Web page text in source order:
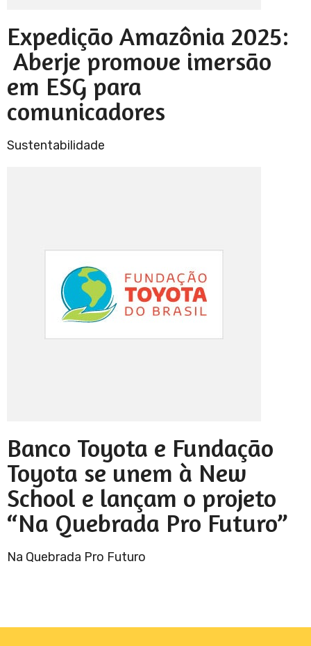
Expedição Amazônia 2025:
Aberje promove imersão
em ESG para
comunicadores
Sustentabilidade
Banco Toyota e Fundação
Toyota se unem à New
School e lançam o projeto
“Na Quebrada Pro Futuro”
Na Quebrada Pro Futuro